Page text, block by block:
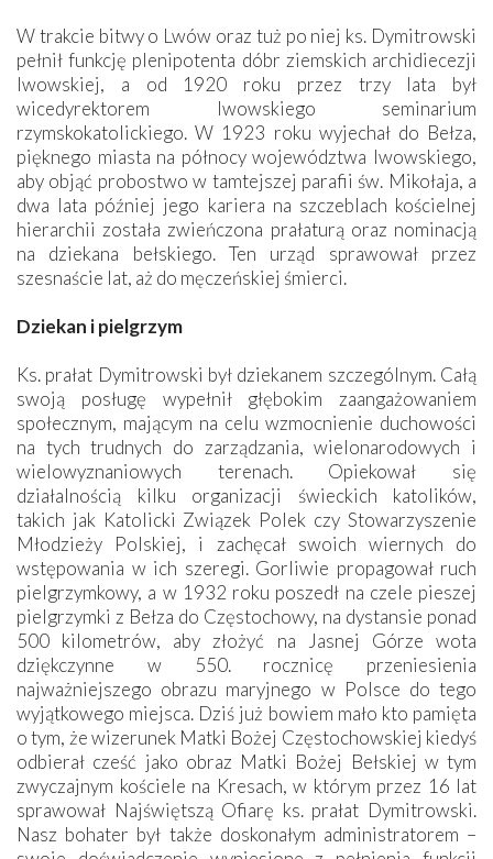
W trakcie bitwy o Lwów oraz tuż po niej ks. Dymitrowski
pełnił funkcję plenipotenta dóbr ziemskich archidiecezji
lwowskiej, a od 1920 roku przez trzy lata był
wicedyrektorem lwowskiego seminarium
rzymskokatolickiego. W 1923 roku wyjechał do Bełza,
pięknego miasta na północy województwa lwowskiego,
aby objąć probostwo w tamtejszej parafii św. Mikołaja, a
dwa lata później jego kariera na szczeblach kościelnej
hierarchii została zwieńczona prałaturą oraz nominacją
na dziekana bełskiego. Ten urząd sprawował przez
szesnaście lat, aż do męczeńskiej śmierci.
Dziekan i pielgrzym
Ks. prałat Dymitrowski był dziekanem szczególnym. Całą
swoją posługę wypełnił głębokim zaangażowaniem
społecznym, mającym na celu wzmocnienie duchowości
na tych trudnych do zarządzania, wielonarodowych i
wielowyznaniowych terenach. Opiekował się
działalnością kilku organizacji świeckich katolików,
takich jak Katolicki Związek Polek czy Stowarzyszenie
Młodzieży Polskiej, i zachęcał swoich wiernych do
wstępowania w ich szeregi. Gorliwie propagował ruch
pielgrzymkowy, a w 1932 roku poszedł na czele pieszej
pielgrzymki z Bełza do Częstochowy, na dystansie ponad
500 kilometrów, aby złożyć na Jasnej Górze wota
dziękczynne w 550. rocznicę przeniesienia
najważniejszego obrazu maryjnego w Polsce do tego
wyjątkowego miejsca. Dziś już bowiem mało kto pamięta
o tym, że wizerunek Matki Bożej Częstochowskiej kiedyś
odbierał cześć jako obraz Matki Bożej Bełskiej w tym
zwyczajnym kościele na Kresach, w którym przez 16 lat
sprawował Najświętszą Ofiarę ks. prałat Dymitrowski.
Nasz bohater był także doskonałym administratorem –